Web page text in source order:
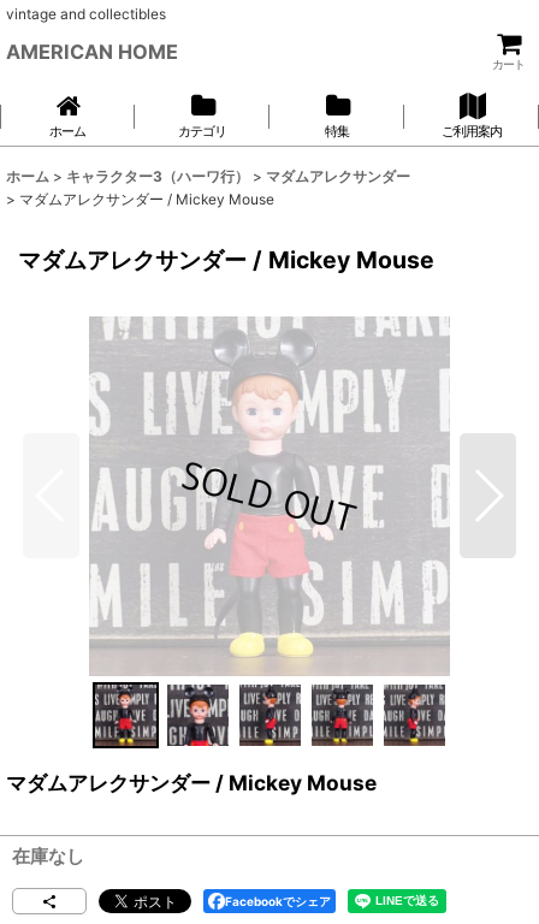
vintage and collectibles
AMERICAN HOME
カート
ホーム カテゴリ 特集 ご利用案内
ホーム > キャラクター3（ハーワ行） > マダムアレクサンダー
> マダムアレクサンダー / Mickey Mouse
マダムアレクサンダー / Mickey Mouse
マダムアレクサンダー / Mickey Mouse
在庫なし
Facebookでシェア